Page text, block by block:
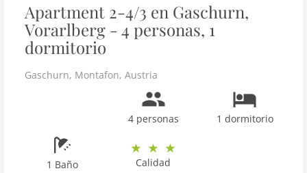
Apartment 2-4/3 en Gaschurn,
Vorarlberg - 4 personas, 1
dormitorio
Gaschurn, Montafon, Austria
4 personas 1 dormitorio
1 Baño Calidad